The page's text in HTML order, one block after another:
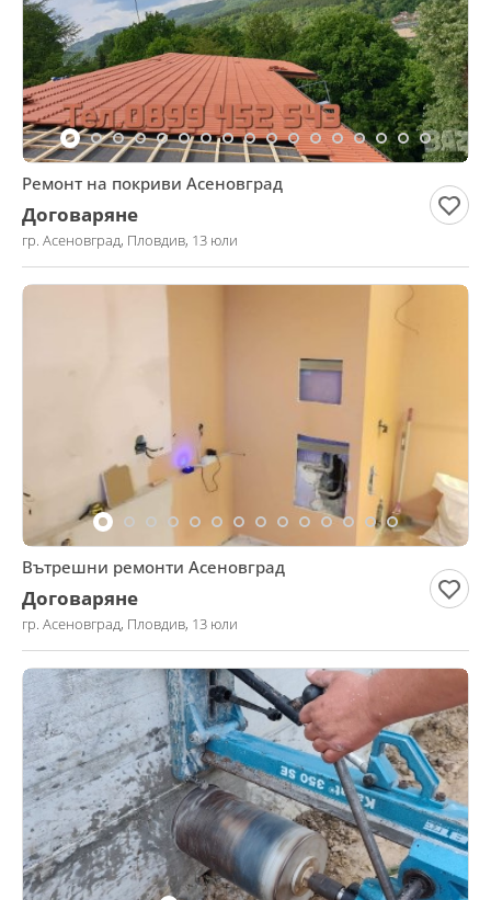
Ремонт на покриви Асеновград
Договаряне
гр. Асеновград, Пловдив, 13 юли
Вътрешни ремонти Асеновград
Договаряне
гр. Асеновград, Пловдив, 13 юли